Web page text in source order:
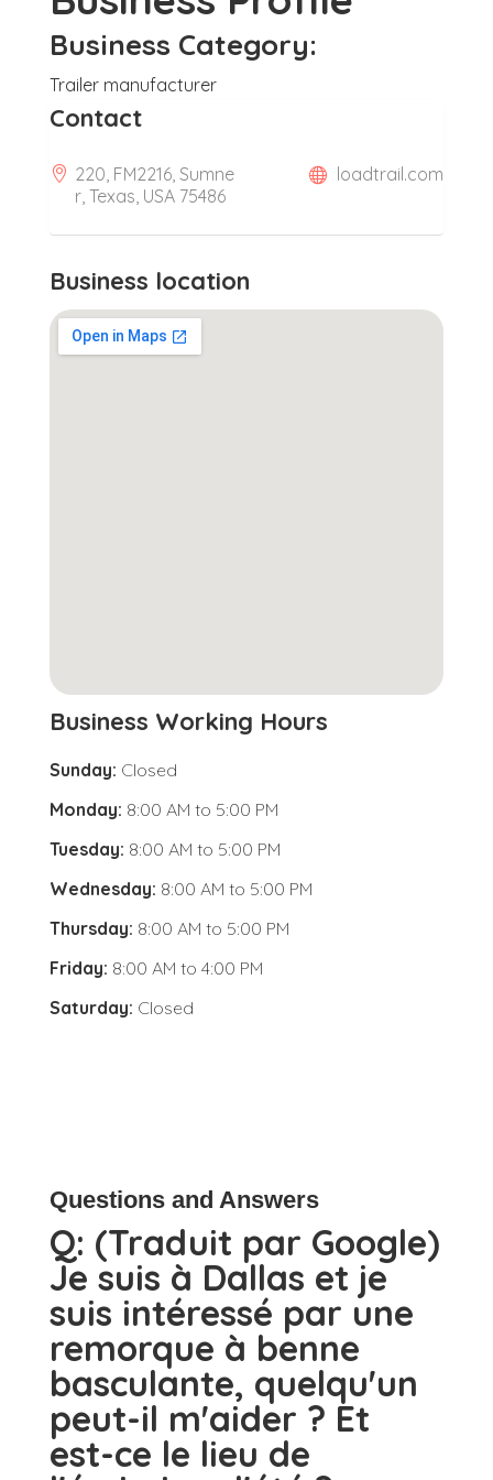
Business Category:
Trailer manufacturer
Contact
220, FM2216, Sumne
r, Texas, USA 75486
loadtrail.com
Business location
Business Working Hours
Sunday: Closed
Monday: 8:00 AM to 5:00 PM
Tuesday: 8:00 AM to 5:00 PM
Wednesday: 8:00 AM to 5:00 PM
Thursday: 8:00 AM to 5:00 PM
Friday: 8:00 AM to 4:00 PM
Saturday: Closed
Questions and Answers
Q: (Traduit par Google)
Je suis à Dallas et je
suis intéressé par une
remorque à benne
basculante, quelqu'un
peut-il m'aider ? Et
est-ce le lieu de